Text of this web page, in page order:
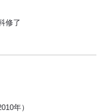
修了
年）